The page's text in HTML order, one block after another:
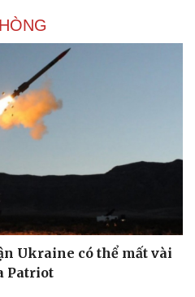
cà phê trong nước ở mức
Giá dầu thế giới tăng nhẹ
Giá dầu giảm khi có tín hiệu
bán USD hạ xuống còn